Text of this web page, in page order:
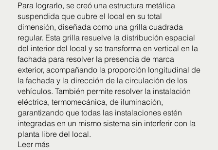
Para lograrlo, se creó una estructura metálica
suspendida que cubre el local en su total
dimensión, diseñada como una grilla cuadrada
regular. Esta grilla resuelve la distribución espacial
del interior del local y se transforma en vertical en la
fachada para resolver la presencia de marca
exterior, acompañando la proporción longitudinal de
la fachada y la dirección de la circulación de los
vehículos. También permite resolver la instalación
eléctrica, termomecánica, de iluminación,
garantizando que todas las instalaciones estén
integradas en un mismo sistema sin interferir con la
planta libre del local.
Leer más